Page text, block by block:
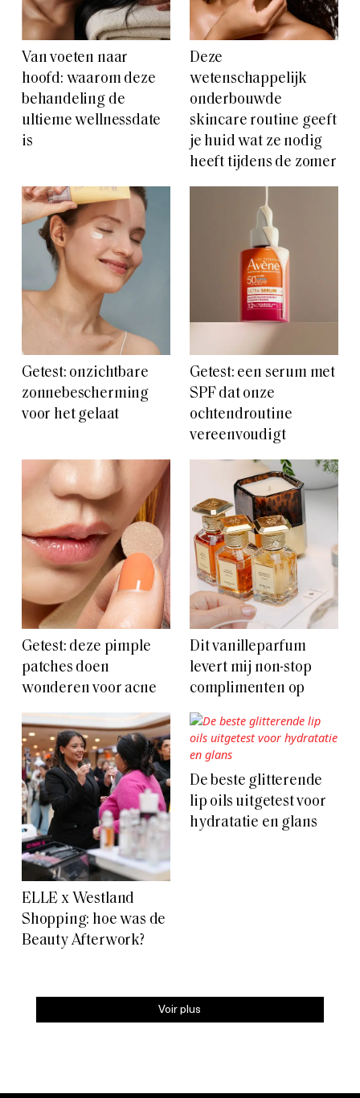
Van voeten naar
hoofd: waarom deze
behandeling de
ultieme wellnessdate
is
Deze
wetenschappelijk
onderbouwde
skincare routine geeft
je huid wat ze nodig
heeft tijdens de zomer
Getest: onzichtbare
zonnebescherming
voor het gelaat
Getest: een serum met
SPF dat onze
ochtendroutine
vereenvoudigt
Getest: deze pimple
patches doen
wonderen voor acne
Dit vanilleparfum
levert mij non-stop
complimenten op
ELLE x Westland
Shopping: hoe was de
Beauty Afterwork?
De beste glitterende
lip oils uitgetest voor
hydratatie en glans
Voir plus